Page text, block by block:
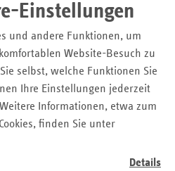
Einstellungen
und andere Funktionen, um
Website-Besuch zu
selbst, welche Funktionen Sie
Ihre Einstellungen jederzeit
Informationen, etwa zum
finden Sie unter
Details
vor dem Hintergrund der
als grundsätzlich
der
auch im Hinblick auf die
für die Rentenversicherung zu
im„Gesetz zur
Einsatzgesetzes und